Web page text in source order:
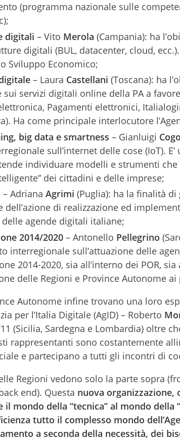
(programma nazionale sulle
digitali – Vito Merola (Campania): ha
digitali (BUL, datacenter, cloud,
Sviluppo Economico;
– Laura Castellani (Toscana): ha
servizi digitali online della PA a
Pagamenti elettronici,
Ha come principale interlocutore
big data e smartness – Gianluigi Cogo
sull’internet delle cose (IoT).
individuare modelli e strumenti
dei cittadini e delle imprese;
– Adriana Agrimi (Puglia): ha la finalità
dell’azione di realizzazione ed
agende digitali italiane;
2014/2020 – Antonello Pellegrino
interregionale sull’attuazione delle
2014-2020, sia all’interno dei POR,
delle Regioni e Province Autonome
Autonome infine trovano una loro
per l’Italia Digitale (AgID) – Roberto
(Sicilia, Sardegna e Lombardia) oltre
rappresentanti sono costantemente
e partecipano a tutti gli incontri di
Regioni vedono solo la parte sopra
end). Questa nuova organizzazione,
il mondo della “tecnica” al mondo
tutto il complesso mondo
a seconda della necessità, dei